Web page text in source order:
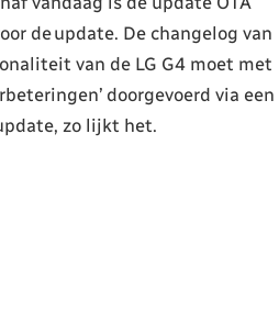
de update. De changelog van
van de LG G4 moet met
doorgevoerd via een
zo lijkt het.